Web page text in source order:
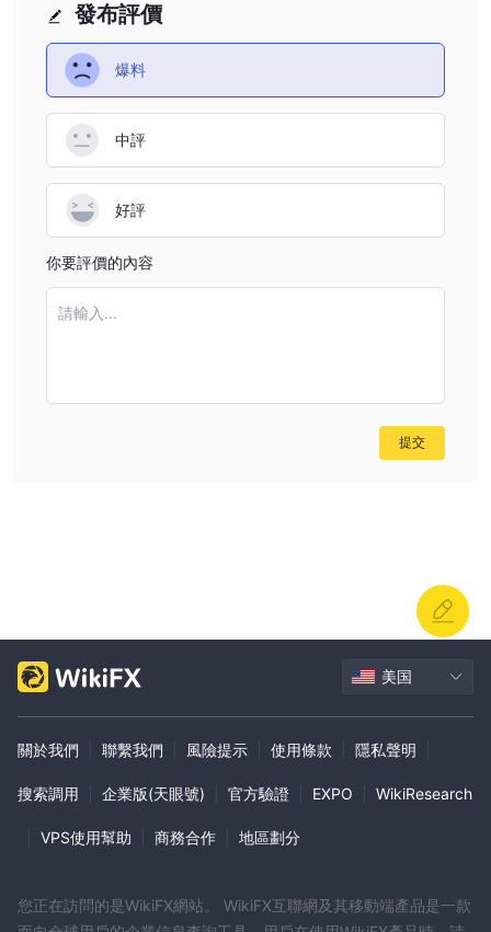
發布評價
爆料
中評
好評
你要評價的內容
請輸入...
提交
美国
關於我們 聯繫我們 風險提示 使用條款 隱私聲明
搜索調用 企業版(天眼號) 官方驗證 EXPO WikiResearch
VPS使用幫助 商務合作 地區劃分
您正在訪問的是WikiFX網站。 WikiFX互聯網及其移動端產品是一款